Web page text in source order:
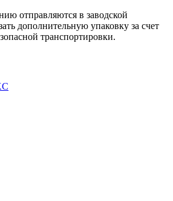
отправляются в заводской
дополнительную упаковку за счет
транспортировки.